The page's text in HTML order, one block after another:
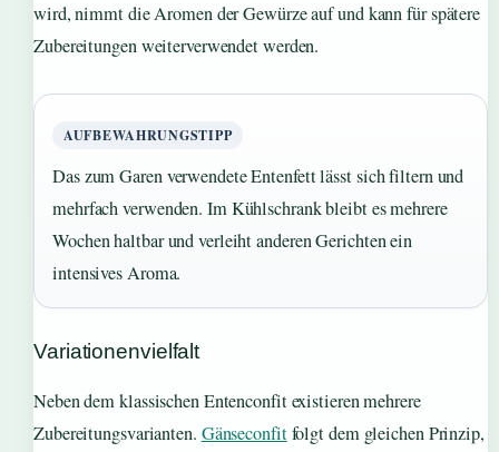
wird, nimmt die Aromen der Gewürze auf und kann für spätere
Zubereitungen weiterverwendet werden.
AUFBEWAHRUNGSTIPP
Das zum Garen verwendete Entenfett lässt sich filtern und
mehrfach verwenden. Im Kühlschrank bleibt es mehrere
Wochen haltbar und verleiht anderen Gerichten ein
intensives Aroma.
Variationenvielfalt
Neben dem klassischen Entenconfit existieren mehrere
Zubereitungsvarianten. Gänseconfitfolgt dem gleichen Prinzip,